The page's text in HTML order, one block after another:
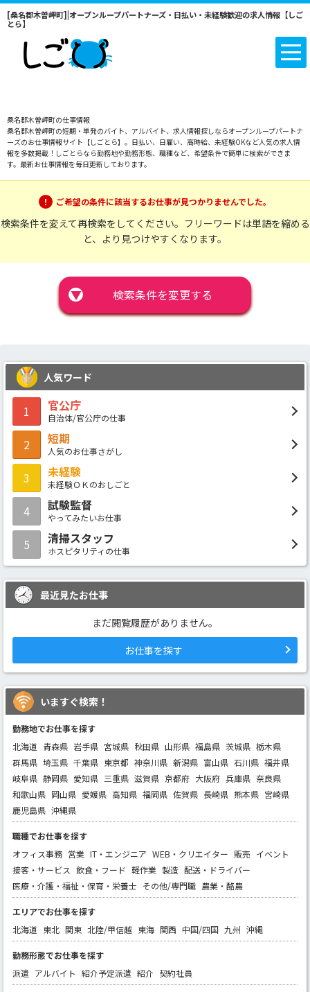
[桑名郡木曽岬町]|オープンループパートナーズ・日払い・未経験歓迎の求人情報【しご
とら】
桑名郡木曽岬町の仕事情報
桑名郡木曽岬町の短期・単発のバイト、アルバイト、求人情報探しならオープンループパートナ
ーズのお仕事情報サイト【しごとら】。日払い、日雇い、高時給、未経験OKなど人気の求人情
報を多数掲載！しごとらなら勤務地や勤務形態、職種など、希望条件で簡単に検索ができま
す。最新お仕事情報を毎日更新しております。
ご希望の条件に該当するお仕事が見つかりませんでした。
検索条件を変えて再検索をしてください。フリーワードは単語を縮める
と、より見つけやすくなります。
▼ 検索条件を変更する
人気ワード
1 官公庁
自治体/官公庁の仕事
2 短期
人気のお仕事さがし
3 未経験
未経験ＯＫのおしごと
4 試験監督
やってみたいお仕事
5 清掃スタッフ
ホスピタリティの仕事
最近見たお仕事
まだ閲覧履歴がありません。
お仕事を探す
いますぐ検索！
勤務地でお仕事を探す
北海道 青森県 岩手県 宮城県 秋田県 山形県 福島県 茨城県 栃木県
群馬県 埼玉県 千葉県 東京都 神奈川県 新潟県 富山県 石川県 福井県
岐阜県 静岡県 愛知県 三重県 滋賀県 京都府 大阪府 兵庫県 奈良県
和歌山県 岡山県 愛媛県 高知県 福岡県 佐賀県 長崎県 熊本県 宮崎県
鹿児島県 沖縄県
職種でお仕事を探す
オフィス事務 営業 IT・エンジニア WEB・クリエイター 販売 イベント
接客・サービス 飲食・フード 軽作業 製造 配送・ドライバー
医療・介護・福祉・保育・栄養士 その他/専門職 農業・酪農
エリアでお仕事を探す
北海道 東北 関東 北陸/甲信越 東海 関西 中国/四国 九州 沖縄
勤務形態でお仕事を探す
派遣 アルバイト 紹介予定派遣 紹介 契約社員